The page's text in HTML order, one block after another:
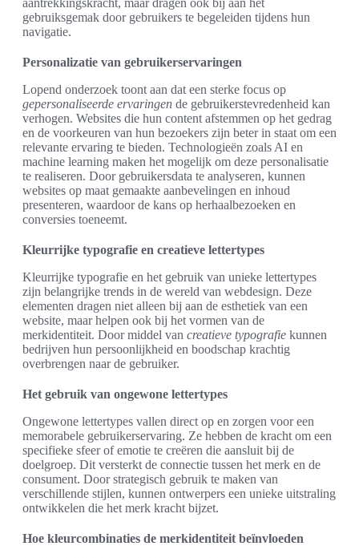
aantrekkingskracht, maar dragen ook bij aan het
gebruiksgemak door gebruikers te begeleiden tijdens hun
navigatie.
Personalizatie van gebruikerservaringen
Lopend onderzoek toont aan dat een sterke focus op
gepersonaliseerde ervaringen de gebruikerstevredenheid kan
verhogen. Websites die hun content afstemmen op het gedrag
en de voorkeuren van hun bezoekers zijn beter in staat om een
relevante ervaring te bieden. Technologieën zoals AI en
machine learning maken het mogelijk om deze personalisatie
te realiseren. Door gebruikersdata te analyseren, kunnen
websites op maat gemaakte aanbevelingen en inhoud
presenteren, waardoor de kans op herhaalbezoeken en
conversies toeneemt.
Kleurrijke typografie en creatieve lettertypes
Kleurrijke typografie en het gebruik van unieke lettertypes
zijn belangrijke trends in de wereld van webdesign. Deze
elementen dragen niet alleen bij aan de esthetiek van een
website, maar helpen ook bij het vormen van de
merkidentiteit. Door middel van creatieve typografie kunnen
bedrijven hun persoonlijkheid en boodschap krachtig
overbrengen naar de gebruiker.
Het gebruik van ongewone lettertypes
Ongewone lettertypes vallen direct op en zorgen voor een
memorabele gebruikerservaring. Ze hebben de kracht om een
specifieke sfeer of emotie te creëren die aansluit bij de
doelgroep. Dit versterkt de connectie tussen het merk en de
consument. Door strategisch gebruik te maken van
verschillende stijlen, kunnen ontwerpers een unieke uitstraling
ontwikkelen die het merk kracht bijzet.
Hoe kleurcombinaties de merkidentiteit beïnvloeden